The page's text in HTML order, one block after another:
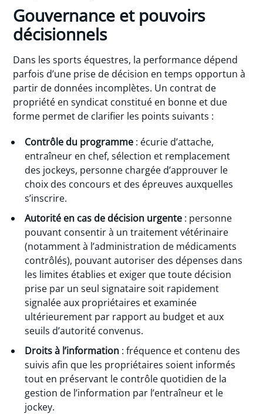
Gouvernance et pouvoirs
décisionnels
Dans les sports équestres, la performance dépend
parfois d’une prise de décision en temps opportun à
partir de données incomplètes. Un contrat de
propriété en syndicat constitué en bonne et due
forme permet de clarifier les points suivants :
Contrôle du programme : écurie d’attache,
entraîneur en chef, sélection et remplacement
des jockeys, personne chargée d’approuver le
choix des concours et des épreuves auxquelles
s’inscrire.
Autorité en cas de décision urgente : personne
pouvant consentir à un traitement vétérinaire
(notamment à l’administration de médicaments
contrôlés), pouvant autoriser des dépenses dans
les limites établies et exiger que toute décision
prise par un seul signataire soit rapidement
signalée aux propriétaires et examinée
ultérieurement par rapport au budget et aux
seuils d’autorité convenus.
Droits à l’information : fréquence et contenu des
suivis afin que les propriétaires soient informés
tout en préservant le contrôle quotidien de la
gestion de l’information par l’entraîneur et le
jockey.